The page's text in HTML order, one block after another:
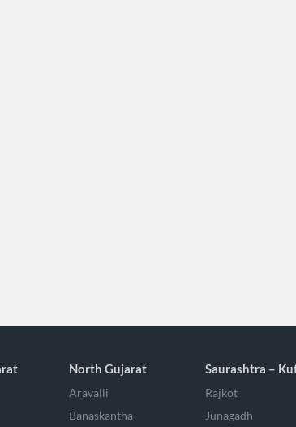
North Gujarat
Aravalli
Banaskantha
Saurashtra –
Rajkot
Junagadh